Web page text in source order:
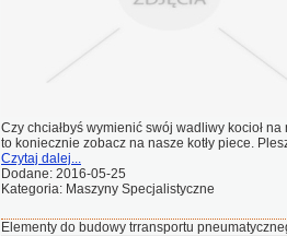
Czy chciałbyś wymienić swój wadliwy kocioł
to koniecznie zobacz na nasze kotły piece.
Czytaj dalej...
Dodane: 2016-05-25
Kategoria: Maszyny Specjalistyczne
Elementy do budowy trransportu